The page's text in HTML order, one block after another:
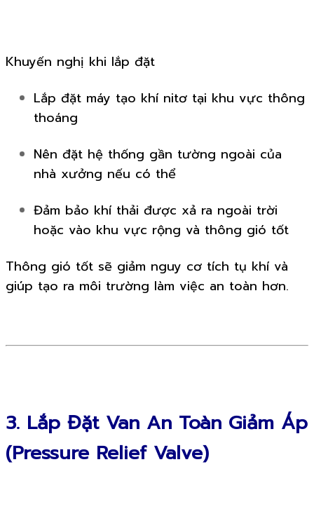
Khuyến nghị khi lắp đặt
Lắp đặt máy tạo khí nitơ tại khu vực thông
thoáng
Nên đặt hệ thống gần tường ngoài của
nhà xưởng nếu có thể
Đảm bảo khí thải được xả ra ngoài trời
hoặc vào khu vực rộng và thông gió tốt
Thông gió tốt sẽ giảm nguy cơ tích tụ khí và
giúp tạo ra môi trường làm việc an toàn hơn.
3. Lắp Đặt Van An Toàn Giảm Áp
(Pressure Relief Valve)